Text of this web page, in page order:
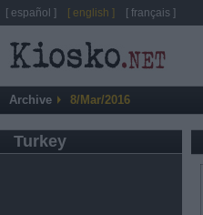
Archive 8/Mar/2016
Turkey
[ español ] [ english ] [ français ]